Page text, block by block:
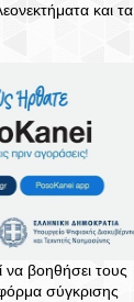
και τα
βοηθήσει τους
σύγκρισης